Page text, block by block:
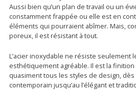
Aussi bien qu’un plan de travail ou un
constamment frappée ou elle est en
éléments qui pourraient abîmer. Mais,
poreux, il est résistant à tout.
L’acier inoxydable ne résiste seulement
esthétiquement agréable. Il est la
quasiment tous les styles de design,
contemporain jusqu’au l’élégant et